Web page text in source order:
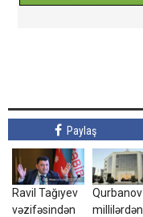
Paylaş
Ravil Tağıyev
vəzifəsindən
Qurbanov
millilərdən